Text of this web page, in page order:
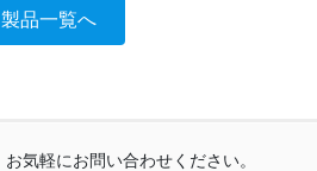
製品一覧へ
お気軽にお問い合わせください。